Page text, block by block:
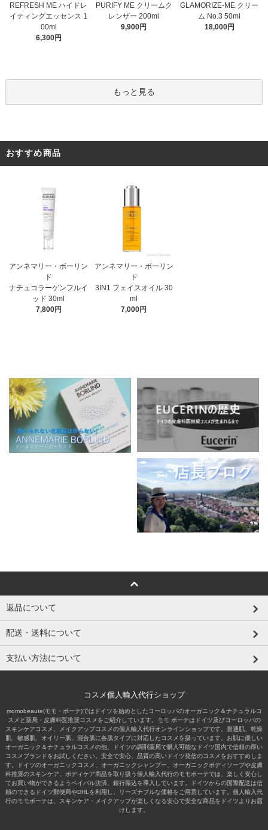
REFRESH ME ハイドレ
イティングエッセンス 1
00ml
6,300円
PURIFY ME クリームク
レンザー 200ml
9,900円
GLAMORIZE-ME クリー
ム No.3 50ml
18,000円
もっと見る
おすすめ商品
アンネマリー・ボーリン
ド
ナチュコラーゲンフルイ
ッド 30ml
7,800円
アンネマリー・ボーリン
ド
3IN1 フェイスオイル 30
ml
7,000円
返品について
配送・送料について
支払い方法について
コスメ個人輸入代行ショップ
momobeaute(モモ・ボーテ)ではドイツを始めとしたヨーロッパのオーガニック＆ナチュラルコ
スメと薬局・皮膚科医推奨コスメをご紹介しています。モモ ボーテはドイツ及びヨーロッパの
スキンケアコスメ、メイクアップコスメの個人輸入代行オンラインショップです。普通肌、乾燥
肌、敏感肌、オイリー肌、混合肌に各肌タイプに対応したコスメを扱っています。お肌に優しい
オーガニック＆ナチュラルコスメの他、ドイツの調剤薬局で購入可能なドイツ国内で信頼の厚い
コスメブランドをお試しください。安全で安心、品質の高いドイツ発信のコスメをおすすめしま
す。ドイツのオーガニックコスメ、オーガニックシャンプー、オーガニックボディソープや皮膚
科推奨のスキンケア、ボディケア商品を取り扱う個人輸入代行のモモボーテでは、楽しく安心し
てお買い物ができるようペイパル決済、銀行振込を導入しています。ドイツからの国際配送は信
頼のできるドイツ郵便局やDHLを利用し、リーズナブルな価格をご用意しています。個人輸入代
行のモモボーテは、スキンケア・メイクアップが楽しくなる安心で安全な商品をドイツよりお届
けします。